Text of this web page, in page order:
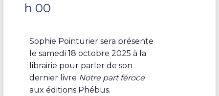
h 00
Sophie Pointurier sera présente
le samedi 18 octobre 2025 à la
librairie pour parler de son
dernier livre Notre part féroce
aux éditions Phébus.